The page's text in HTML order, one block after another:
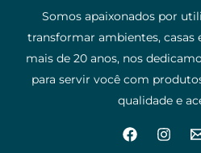
Somos apaixonados por
transformar ambientes, casas
mais de 20 anos, nos
para servir você com
qualidade e